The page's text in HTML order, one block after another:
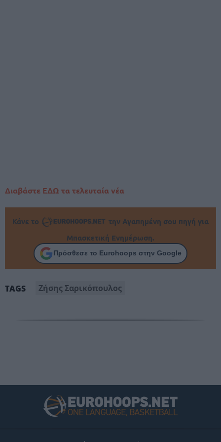
Διαβάστε ΕΔΩ τα τελευταία νέα
Κάνε το
την Αγαπημένη σου πηγή για
Μπασκετική Ενημέρωση.
Πρόσθεσε το Eurohoops στην Google
TAGS Ζήσης Σαρικόπουλος